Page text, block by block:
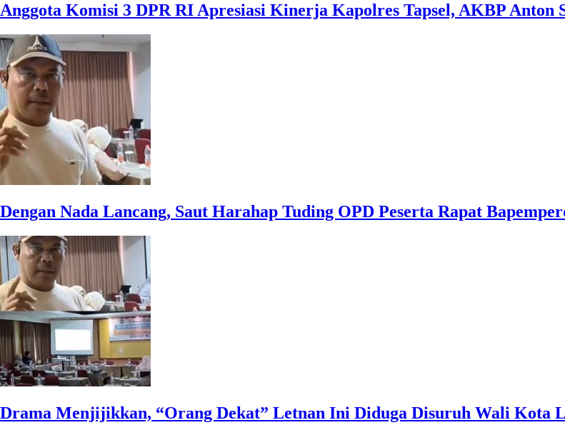
Anggota Komisi 3 DPR RI Apresiasi Kinerja Kapolres Tapsel, AKBP Anton
Dengan Nada Lancang, Saut Harahap Tuding OPD Peserta Rapat
Drama Menjijikkan, “Orang Dekat” Letnan Ini Diduga Disuruh Wali Kota